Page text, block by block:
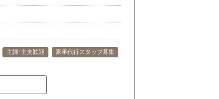
主婦･主夫歓迎 家事代行スタッフ募集